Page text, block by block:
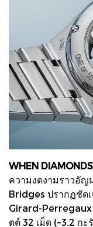
WHEN
ความงดงามราวอั
Bridges ปรากฏชัด
Girard-Perregaux
ตต์ 32 เม็ด (~3.2 ก